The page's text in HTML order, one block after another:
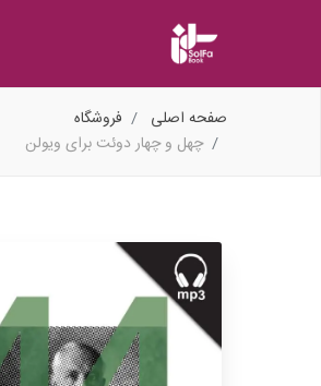
صفحه اصلی
فروشگاه
چهل و چهار دوئت برای ویولن